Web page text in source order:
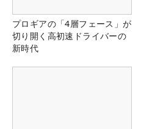
プロギアの「4層フェース」が
切り開く高初速ドライバーの
新時代